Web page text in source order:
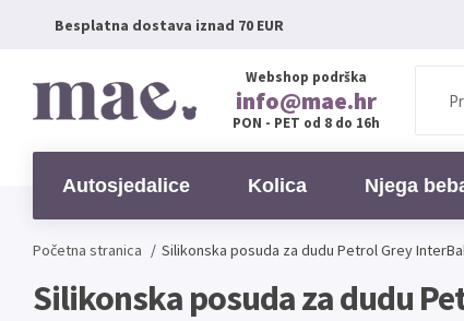
Besplatna dostava iznad 70 EUR
Webshop podrška
info@mae.hr
PON - PET od 8 do 16h
Autosjedalice Kolica Njega
Početna stranica / Silikonska posuda za dudu Petrol Grey
Silikonska posuda za dudu